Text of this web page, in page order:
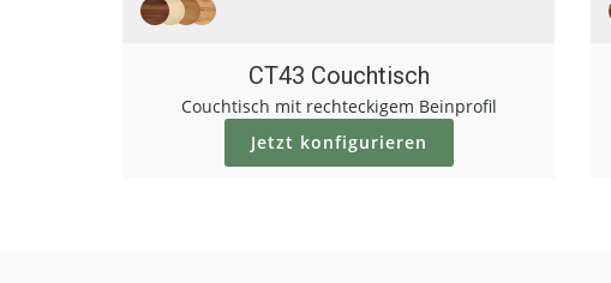
CT43 Couchtisch
Couchtisch mit rechteckigem Beinprofil
Jetzt konfigurieren